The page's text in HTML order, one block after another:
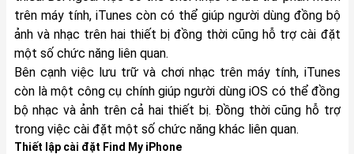
trên máy tính, iTunes còn có thể giúp người dùng đồng bộ
ảnh và nhạc trên hai thiết bị đồng thời cũng hỗ trợ cài đặt
một số chức năng liên quan.
Bên cạnh việc lưu trữ và chơi nhạc trên máy tính, iTunes
còn là một công cụ chính giúp người dùng iOS có thể đồng
bộ nhạc và ảnh trên cả hai thiết bị. Đồng thời cũng hỗ trợ
trong việc cài đặt một số chức năng khác liên quan.
Thiết lập cài đặt Find My iPhone